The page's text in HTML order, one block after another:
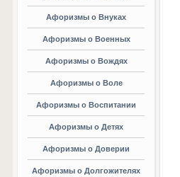
Афоризмы о Внуках
Афоризмы о Военных
Афоризмы о Вождях
Афоризмы о Воле
Афоризмы о Воспитании
Афоризмы о Детях
Афоризмы о Доверии
Афоризмы о Долгожителях